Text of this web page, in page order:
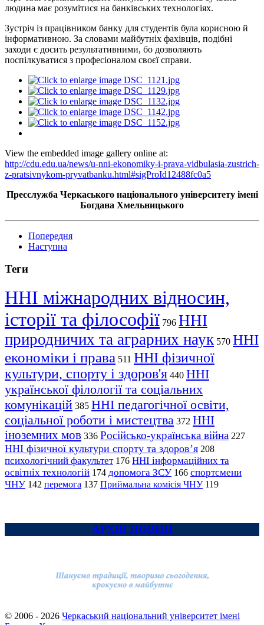
людина має розумітися на банківських технологіях.
Зустріч із працівником банку для студентів була корисною й
інформативною. За словами майбутніх фахівців, подібні
заходи є досить результативними, бо дозволяють
поспілкуватися з професіоналом своєї справи.
View the embedded image gallery online at:
http://cdu.edu.ua/news/u-nni-ekonomiky-i-prava-vidbulasia-zustrich-
z-pratsivnykom-pryvatbanku.html#sigProId12488fc0a5
Пресслужба Черкаського національного університету імені
Богдана Хмельницького
Попередня
Наступна
Теги
ННІ міжнародних відносин,
історії та філософії 796 ННІ
природничих та аграрних наук 570 ННІ
економіки і права 511 ННІ фізичної
культури, спорту і здоров'я 440 ННІ
української філології та соціальних
комунікацій 385 ННІ педагогічної освіти,
соціальної роботи і мистецтва 372 ННІ
іноземних мов 336 Російсько-українська війна 227
ННІ фізичної культури спорту та здоров’я 208
психологічний факультет 176 ННІ інформаційних та
освітніх технологій 174 допомога ЗСУ 166 спортсмени
ЧНУ 142 перемога 137 Приймальна комісія ЧНУ 119
АРХІВ НОВИН
© 2006 - 2026 Черкаський національний університет імені